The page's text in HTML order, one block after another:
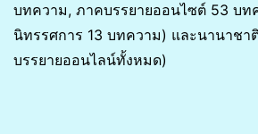
บทความ, ภาคบรรยายออนไซต์ 53 บท
นิทรรศการ 13 บทความ) และนานาช
บรรยายออนไลน์ทั้งหมด)